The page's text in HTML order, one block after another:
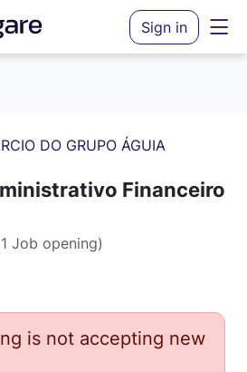
Sign in
DO GRUPO ÁGUIA
Financeiro
Job opening)
is not accepting new